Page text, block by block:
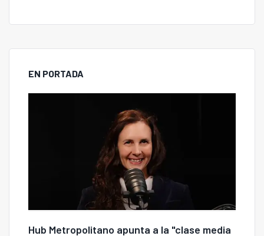
EN PORTADA
Hub Metropolitano apunta a la "clase media